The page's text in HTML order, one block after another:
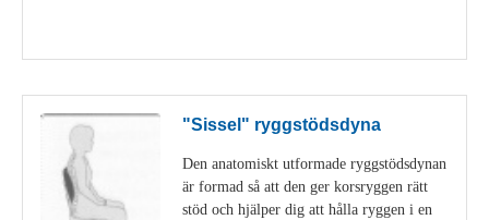
"Sissel" ryggstödsdyna
Den anatomiskt utformade ryggstödsdynan
är formad så att den ger korsryggen rätt
stöd och hjälper dig att hålla ryggen i en